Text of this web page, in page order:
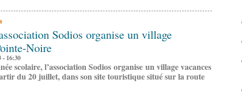
Sodios organise un village
Noire
16:30
scolaire, l’association Sodios organise un village vacances
du 20 juillet, dans son site touristique situé sur la route